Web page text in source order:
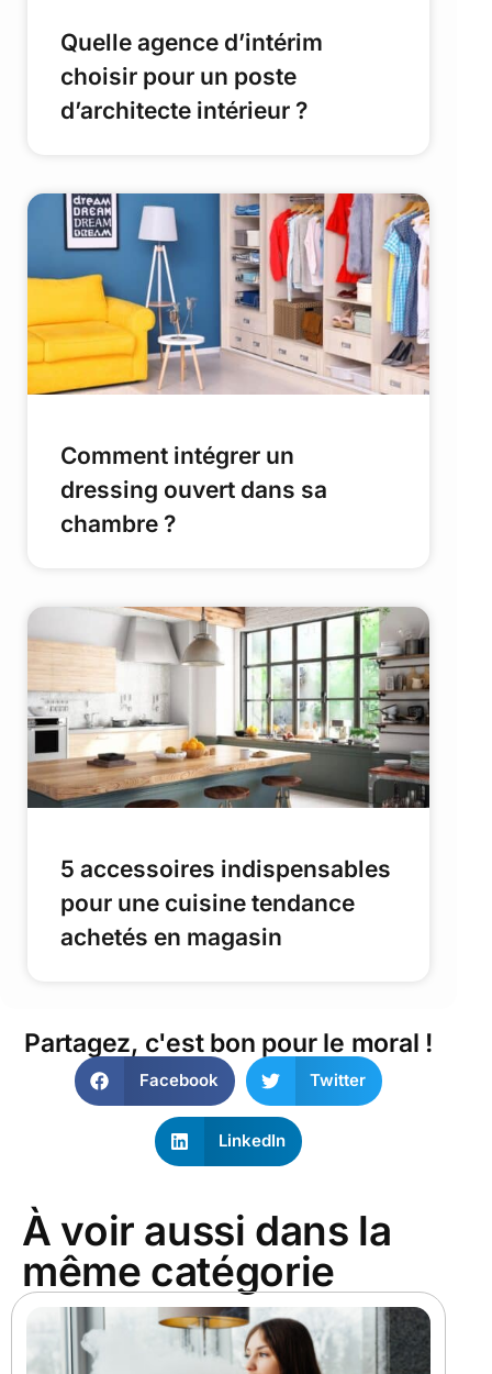
Quelle agence d’intérim
choisir pour un poste
d’architecte intérieur ?
Comment intégrer un
dressing ouvert dans sa
chambre ?
5 accessoires indispensables
pour une cuisine tendance
achetés en magasin
Partagez, c'est bon pour le moral !
Facebook Twitter
LinkedIn
À voir aussi dans la
même catégorie